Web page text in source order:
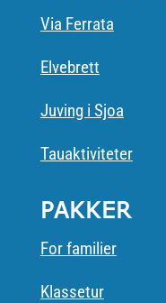
Via Ferrata
Elvebrett
Juving i Sjoa
Tauaktiviteter
PAKKER
For familier
Klassetur